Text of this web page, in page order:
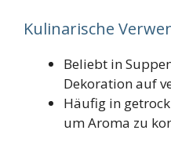
Kulinarische
Beliebt in
Dekoration auf
Häufig in
um Aroma zu